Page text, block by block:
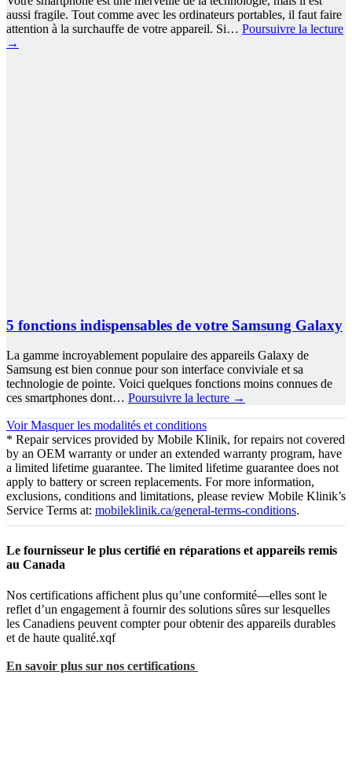
aussi fragile. Tout comme avec les ordinateurs portables, il faut faire
attention à la surchauffe de votre appareil. Si… Poursuivre la lecture
→
5 fonctions indispensables de votre Samsung Galaxy
La gamme incroyablement populaire des appareils Galaxy de
Samsung est bien connue pour son interface conviviale et sa
technologie de pointe. Voici quelques fonctions moins connues de
ces smartphones dont… Poursuivre la lecture →
Voir Masquerles modalités et conditions
* Repair services provided by Mobile Klinik, for repairs not covered
by an OEM warranty or under an extended warranty program, have
a limited lifetime guarantee. The limited lifetime guarantee does not
apply to battery or screen replacements. For more information,
exclusions, conditions and limitations, please review Mobile Klinik’s
Service Terms at: mobileklinik.ca/general-terms-conditions.
Le fournisseur le plus certifié en réparations et appareils remis
au Canada
Nos certifications affichent plus qu’une conformité—elles sont le
reflet d’un engagement à fournir des solutions sûres sur lesquelles
les Canadiens peuvent compter pour obtenir des appareils durables
et de haute qualité.xqf
En savoir plus sur nos certifications